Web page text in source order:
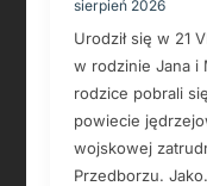
sierpień 2026
Urodził się w 21
w rodzinie Jana i
rodzice pobrali
powiecie
wojskowej
Przedborzu.